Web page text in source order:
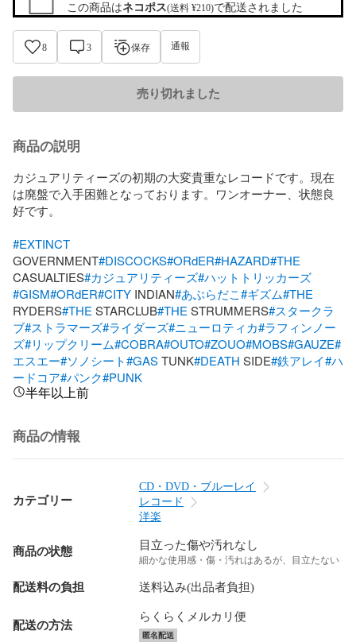
この商品はネコポス(送料 ¥210)で配送されました
8 3 保存 通報
売り切れました
商品の説明
カジュアリティーズの初期の大変貴重なレコードです。現在
は廃盤で入手困難となっております。ワンオーナー、状態良
好です。
#EXTINCT
GOVERNMENT#DISCOCKS#ORdER#HAZARD#THE
CASUALTIES#カジュアリティーズ#ハットトリッカーズ
#GISM#ORdER#CITY INDIAN#あぶらだこ#ギズム#THE
RYDERS#THE STARCLUB#THE STRUMMERS#スタークラ
ブ#ストラマーズ#ライダーズ#ニューロティカ#ラフィンノー
ズ#リップクリーム#COBRA#OUTO#ZOUO#MOBS#GAUZE#
エスエー#ソノシート#GAS TUNK#DEATH SIDE#鉄アレイ#ハ
ードコア#パンク#PUNK
半年以上前
商品の情報
カテゴリー
CD・DVD・ブルーレイ
レコード
洋楽
商品の状態 目立った傷や汚れなし
細かな使用感・傷・汚れはあるが、目立たない
配送料の負担 送料込み(出品者負担)
配送の方法
らくらくメルカリ便
匿名配送